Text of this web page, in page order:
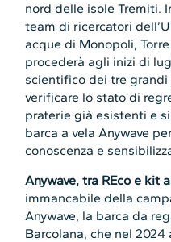
nord delle isole Tremiti.
team di ricercatori
acque di Monopoli,
procederà agli inizi di
scientifico dei tre
verificare lo stato di
praterie già esistenti e
barca a vela Anywave
conoscenza e
Anywave, tra REco e kit
immancabile della
Anywave, la barca da
Barcolana, che nel